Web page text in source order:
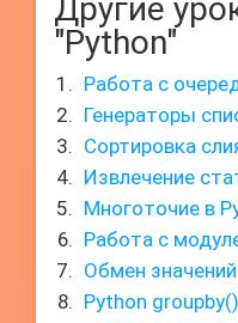
Другие
"Python"
Работа с
Генераторы
Сортировка
Извлечение
Многоточие в
Работа с
Обмен
Python